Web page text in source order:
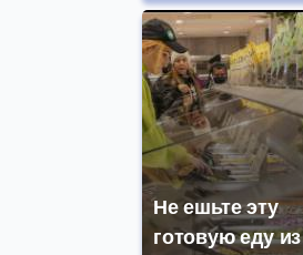
Не ешьте эту
готовую еду из